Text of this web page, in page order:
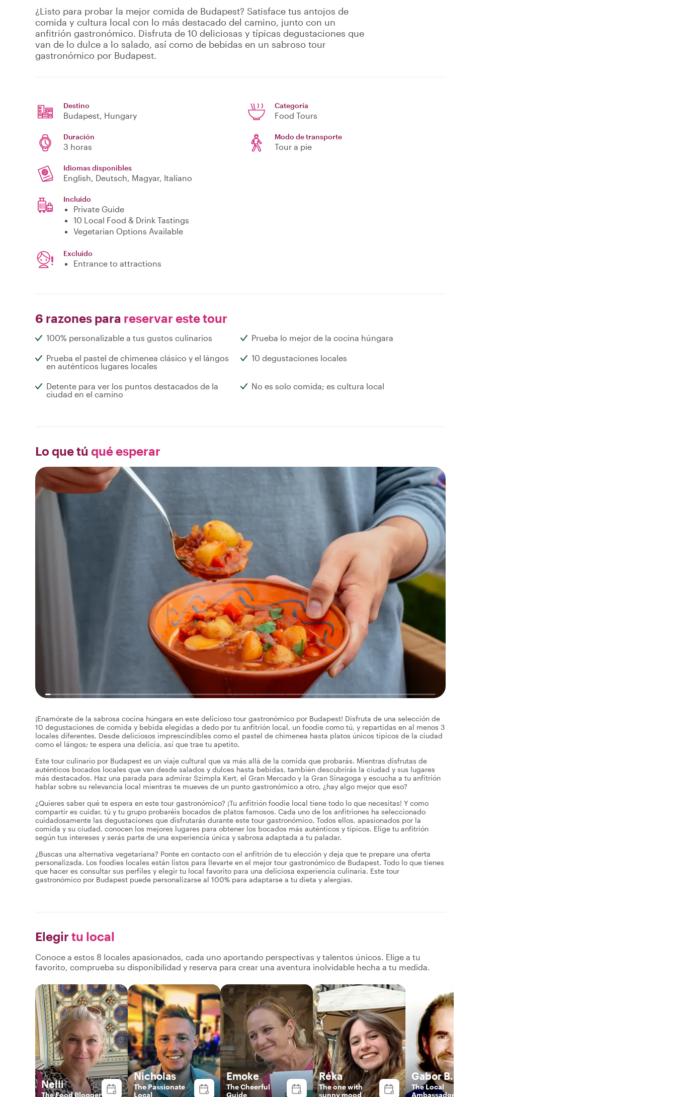
¿Listo para probar la mejor comida de Budapest? Satisface tus antojos de
comida y cultura local con lo más destacado del camino, junto con un
anfitrión gastronómico. Disfruta de 10 deliciosas y típicas degustaciones que
van de lo dulce a lo salado, así como de bebidas en un sabroso tour
gastronómico por Budapest.
Destino
Budapest, Hungary
Categoría
Food Tours
Duración
3 horas
Modo de transporte
Tour a pie
Idiomas disponibles
English, Deutsch, Magyar, Italiano
Incluido
Private Guide
10 Local Food & Drink Tastings
Vegetarian Options Available
Excluido
Entrance to attractions
6 razones para reservar este tour
100% personalizable a tus gustos culinarios Prueba lo mejor de la cocina húngara
Prueba el pastel de chimenea clásico y el lángos
en auténticos lugares locales
10 degustaciones locales
Detente para ver los puntos destacados de la
ciudad en el camino
No es solo comida; es cultura local
Lo que tú qué esperar
¡Enamórate de la sabrosa cocina húngara en este delicioso tour gastronómico por Budapest! Disfruta de una selección de
10 degustaciones de comida y bebida elegidas a dedo por tu anfitrión local, un foodie como tú, y repartidas en al menos 3
locales diferentes. Desde deliciosos imprescindibles como el pastel de chimenea hasta platos únicos típicos de la ciudad
como el lángos; te espera una delicia, así que trae tu apetito.
Este tour culinario por Budapest es un viaje cultural que va más allá de la comida que probarás. Mientras disfrutas de
auténticos bocados locales que van desde salados y dulces hasta bebidas, también descubrirás la ciudad y sus lugares
más destacados. Haz una parada para admirar Szimpla Kert, el Gran Mercado y la Gran Sinagoga y escucha a tu anfitrión
hablar sobre su relevancia local mientras te mueves de un punto gastronómico a otro, ¿hay algo mejor que eso?
¿Quieres saber qué te espera en este tour gastronómico? ¡Tu anfitrión foodie local tiene todo lo que necesitas! Y como
compartir es cuidar, tú y tu grupo probaréis bocados de platos famosos. Cada uno de los anfitriones ha seleccionado
cuidadosamente las degustaciones que disfrutarás durante este tour gastronómico. Todos ellos, apasionados por la
comida y su ciudad, conocen los mejores lugares para obtener los bocados más auténticos y típicos. Elige tu anfitrión
según tus intereses y serás parte de una experiencia única y sabrosa adaptada a tu paladar.
¿Buscas una alternativa vegetariana? Ponte en contacto con el anfitrión de tu elección y deja que te prepare una oferta
personalizada. Los foodies locales están listos para llevarte en el mejor tour gastronómico de Budapest. Todo lo que tienes
que hacer es consultar sus perfiles y elegir tu local favorito para una deliciosa experiencia culinaria. Este tour
gastronómico por Budapest puede personalizarse al 100% para adaptarse a tu dieta y alergias.
Elegir tu local
Conoce a estos 8 locales apasionados, cada uno aportando perspectivas y talentos únicos. Elige a tu
favorito, comprueba su disponibilidad y reserva para crear una aventura inolvidable hecha a tu medida.
Nelli
The Food Blogger
Nicholas
The Passionate
Local
Emoke
The Cheerful
Guide
Réka
The one with
sunny mood
Gabor B.
The Local
Ambassador